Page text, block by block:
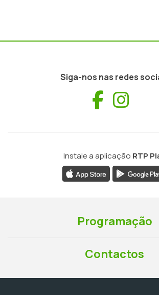
Siga-nos nas redes
Instale a aplicação RTP
Programação
Contactos